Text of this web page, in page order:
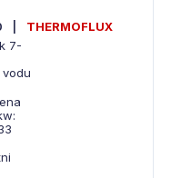
THERMOFLUX
7-